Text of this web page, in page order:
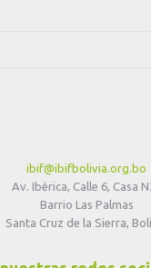
ibif@ibifbolivia.org.bo
Av. Ibérica, Calle 6, Casa
Barrio Las Palmas
Santa Cruz de la Sierra,